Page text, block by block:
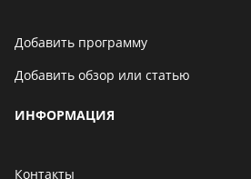
Добавить программу
Добавить обзор или статью
ИНФОРМАЦИЯ
Контакты